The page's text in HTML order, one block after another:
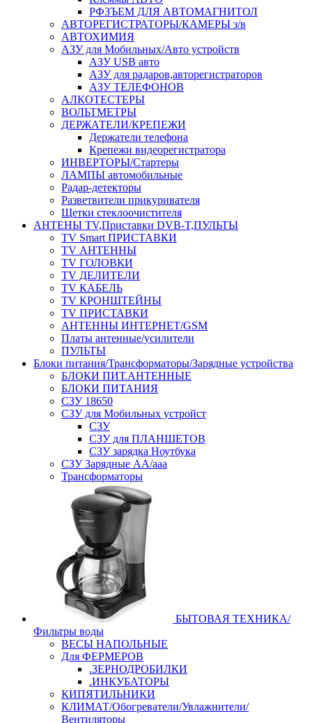
РФЗЪЕМ ДЛЯ АВТОМАГНИТОЛ
АВТОРЕГИСТРАТОРЫ/КАМЕРЫ з/в
АВТОХИМИЯ
АЗУ для Мобильных/Авто устройств
АЗУ USB авто
АЗУ для радаров,авторегистраторов
АЗУ ТЕЛЕФОНОВ
АЛКОТЕСТЕРЫ
ВОЛЬТМЕТРЫ
ДЕРЖАТЕЛИ/КРЕПЕЖИ
Держатели телефона
Крепежи видеорегистратора
ИНВЕРТОРЫ/Стартеры
ЛАМПЫ автомобильные
Радар-детекторы
Разветвители прикуривателя
Щетки стеклоочистителя
АНТЕНЫ ТV,Приставки DVB-T,ПУЛЬТЫ
TV Smart ПРИСТАВКИ
TV АНТЕННЫ
TV ГОЛОВКИ
TV ДЕЛИТЕЛИ
TV КАБЕЛЬ
TV КРОНШТЕЙНЫ
TV ПРИСТАВКИ
АНТЕННЫ ИНТЕРНЕТ/GSM
Платы антенные/усилители
ПУЛЬТЫ
Блоки питания/Трансформаторы/Зарядные устройства
БЛОКИ ПИТ.АНТЕННЫЕ
БЛОКИ ПИТАНИЯ
СЗУ 18650
СЗУ для Мобильных устройст
СЗУ
СЗУ для ПЛАНШЕТОВ
СЗУ зарядка Ноутбука
СЗУ Зарядные АА/ааа
Трансформаторы
БЫТОВАЯ ТЕХНИКА/
Фильтры воды
ВЕСЫ НАПОЛЬНЫЕ
Для ФЕРМЕРОВ
.ЗЕРНОДРОБИЛКИ
.ИНКУБАТОРЫ
КИПЯТИЛЬНИКИ
КЛИМАТ/Обогреватели/Увлажнители/
Вентиляторы